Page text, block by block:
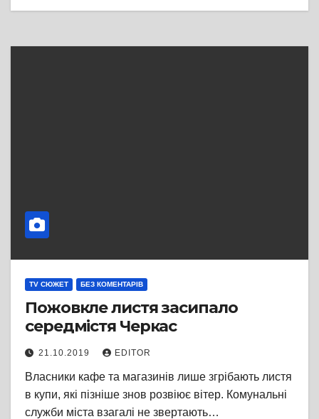
TV СЮЖЕТ БЕЗ КОМЕНТАРІВ
Пожовкле листя засипало
середмістя Черкас
21.10.2019 EDITOR
Власники кафе та магазинів лише згрібають листя
в купи, які пізніше знов розвіює вітер. Комунальні
служби міста взагалі не звертають…